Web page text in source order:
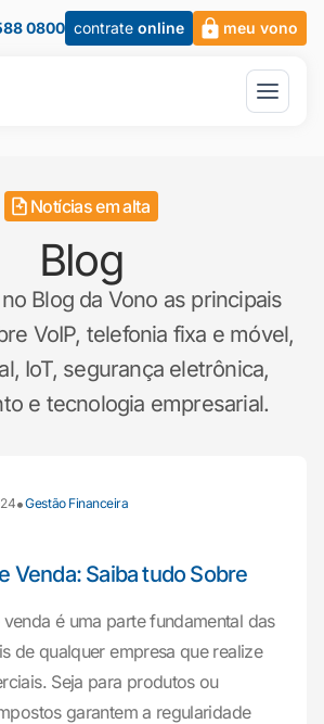
0800 contrate online meu vono
Notícias em alta
Blog
Blog da Vono as principais
VoIP, telefonia fixa e móvel,
IoT, segurança eletrônica,
e tecnologia empresarial.
•Gestão Financeira
Venda: Saiba tudo Sobre
é uma parte fundamental das
de qualquer empresa que realize
Seja para produtos ou
garantem a regularidade